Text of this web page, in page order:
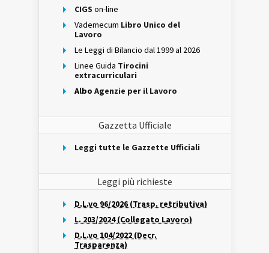
CIGS on-line
Vademecum Libro Unico del
Lavoro
Le Leggi di Bilancio dal 1999 al 2026
Linee Guida Tirocini
extracurriculari
Albo Agenzie per il Lavoro
Gazzetta Ufficiale
Leggi tutte le Gazzette Ufficiali
Leggi più richieste
D.L.vo 96/2026 (Trasp. retributiva)
L. 203/2024 (Collegato Lavoro)
D.L.vo 104/2022 (Decr.
Trasparenza)